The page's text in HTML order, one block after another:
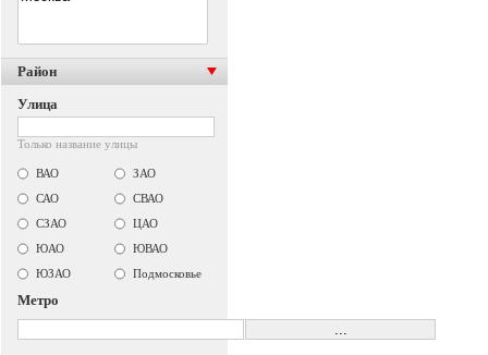
Район
Улица
Только название улицы
ВАО
ЗАО
САО
СВАО
СЗАО
ЦАО
ЮАО
ЮВАО
ЮЗАО
Подмосковье
Метро